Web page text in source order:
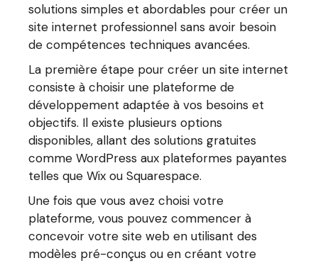
solutions simples et abordables pour créer un
site internet professionnel sans avoir besoin
de compétences techniques avancées.
La première étape pour créer un site internet
consiste à choisir une plateforme de
développement adaptée à vos besoins et
objectifs. Il existe plusieurs options
disponibles, allant des solutions gratuites
comme WordPress aux plateformes payantes
telles que Wix ou Squarespace.
Une fois que vous avez choisi votre
plateforme, vous pouvez commencer à
concevoir votre site web en utilisant des
modèles pré-conçus ou en créant votre